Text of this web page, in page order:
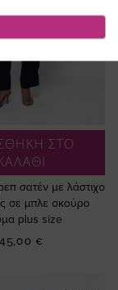
ΣΤΟ
σατέν με λάστιχο
σε μπλε σκούρο
plus size
45,00 €